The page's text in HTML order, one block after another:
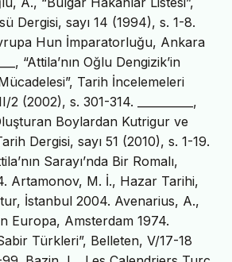
Dergisi, sayı 14 (1994), s. 1-8.
Avrupa Hun İmparatorluğu, Ankara
“Attila’nın Oğlu Dengizik’in
Tarih İncelemeleri
2 (2002), s. 301-314. __________,
Boylardan Kutrigur ve
Dergisi, sayı 51 (2010), s. 1-19.
Sarayı’nda Bir Romalı,
Artamonov, M. İ., Hazar Tarihi,
İstanbul 2004. Avenarius, A.,
Europa, Amsterdam 1974.
Türkleri”, Belleten, V/17-18